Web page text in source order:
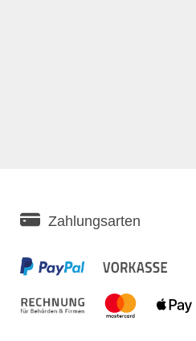
Zahlungsarten